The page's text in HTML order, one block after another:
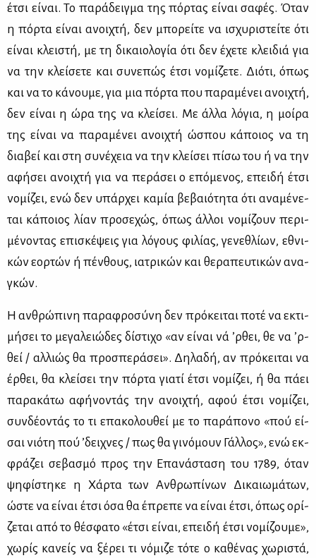
έτσι εί­ναι. Το πα­ρά­δειγ­μα της πόρ­τας εί­ναι σα­φές. Όταν
η πόρ­τα εί­ναι ανοι­χτή, δεν μπο­ρεί­τε να ισχυ­ρι­στεί­τε ότι
εί­ναι κλει­στή, με τη δι­καιο­λο­γία ότι δεν έχε­τε κλει­διά για
να την κλεί­σε­τε και συ­νε­πώς έτσι νο­μί­ζε­τε. Διό­τι, όπως
και να το κά­νου­με, για μια πόρ­τα που πα­ρα­μέ­νει ανοι­χτή,
δεν εί­ναι η ώρα της να κλεί­σει. Με άλ­λα λό­για, η μοί­ρα
της εί­ναι να πα­ρα­μέ­νει ανοι­χτή ώσπου κά­ποιος να τη
δια­βεί και στη συ­νέ­χεια να την κλεί­σει πί­σω του ή να την
αφή­σει ανοι­χτή για να πε­ρά­σει ο επό­με­νος, επει­δή έτσι
νο­μί­ζει, ενώ δεν υπάρ­χει κα­μία βε­βαιό­τη­τα ότι ανα­μέ­νε­
ται κά­ποιος λί­αν προ­σε­χώς, όπως άλ­λοι νο­μί­ζουν πε­ρι­
μέ­νο­ντας επι­σκέ­ψεις για λό­γους φι­λί­ας, γε­νε­θλί­ων, εθνι­
κών εορ­τών ή πέν­θους, ια­τρι­κών και θε­ρα­πευ­τι­κών ανα­
γκών.
Η αν­θρώ­πι­νη πα­ρα­φρο­σύ­νη δεν πρό­κει­ται πο­τέ να εκτι­
μή­σει το με­γα­λειώ­δες δί­στι­χο «αν εί­ναι νά ’ρ­θει, θε να ’ρ­
θεί / αλ­λιώς θα προ­σπε­ρά­σει». Δη­λα­δή, αν πρό­κει­ται να
έρ­θει, θα κλεί­σει την πόρ­τα για­τί έτσι νο­μί­ζει, ή θα πά­ει
πα­ρα­κά­τω αφή­νο­ντάς την ανοι­χτή, αφού έτσι νο­μί­ζει,
συν­δέ­ο­ντάς το τι επα­κο­λου­θεί με το πα­ρά­πο­νο «πού εί­
σαι νιό­τη πού ’δει­χνες / πως θα γι­νό­μουν Γάλ­λος», ενώ εκ­
φρά­ζει σε­βα­σμό προς την Επα­νά­στα­ση του 1789, όταν
ψη­φί­στη­κε η Χάρ­τα των Αν­θρω­πί­νων Δι­καιω­μά­των,
ώστε να εί­ναι έτσι όσα θα έπρε­πε να εί­ναι έτσι, όπως ορί­
ζε­ται από το θέ­σφα­το «έτσι εί­ναι, επει­δή έτσι νο­μί­ζου­με»,
χω­ρίς κα­νείς να ξέ­ρει τι νό­μι­ζε τό­τε ο κα­θέ­νας χω­ρι­στά,